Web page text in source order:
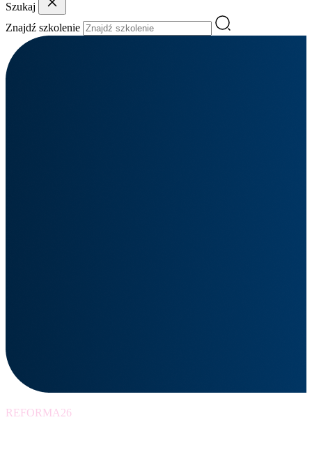
Szukaj
Znajdź szkolenie
REFORMA26